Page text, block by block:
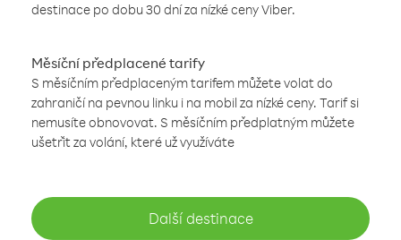
destinace po dobu 30 dní za nízké ceny Viber.
Měsíční předplacené tarify
S měsíčním předplaceným tarifem můžete volat do
zahraničí na pevnou linku i na mobil za nízké ceny. Tarif si
nemusíte obnovovat. S měsíčním předplatným můžete
ušetřit za volání, které už využíváte
Další destinace